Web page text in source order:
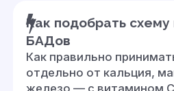
Как подобрать
БАДов
Как правильно
отдельно от кальция,
железо — с витамином